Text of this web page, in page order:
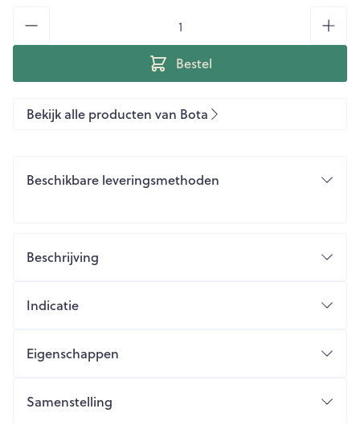
Bestel
Bekijk alle producten van Bota
Beschikbare leveringsmethoden
Beschrijving
Indicatie
Eigenschappen
Samenstelling